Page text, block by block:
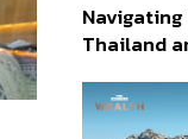
Thailand
Order